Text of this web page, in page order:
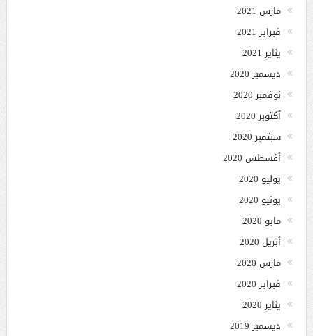
مارس 2021
فبراير 2021
يناير 2021
ديسمبر 2020
نوفمبر 2020
أكتوبر 2020
سبتمبر 2020
أغسطس 2020
يوليو 2020
يونيو 2020
مايو 2020
أبريل 2020
مارس 2020
فبراير 2020
يناير 2020
ديسمبر 2019